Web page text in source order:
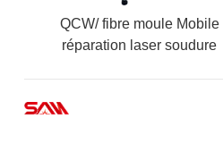
QCW/ fibre moule Mobile
réparation laser soudure